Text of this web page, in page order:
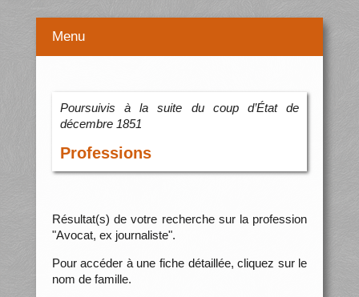
Menu
Poursuivis à la suite du coup d’État de
décembre 1851
Professions
Résultat(s) de votre recherche sur la profession
"Avocat, ex journaliste".
Pour accéder à une fiche détaillée, cliquez sur le
nom de famille.